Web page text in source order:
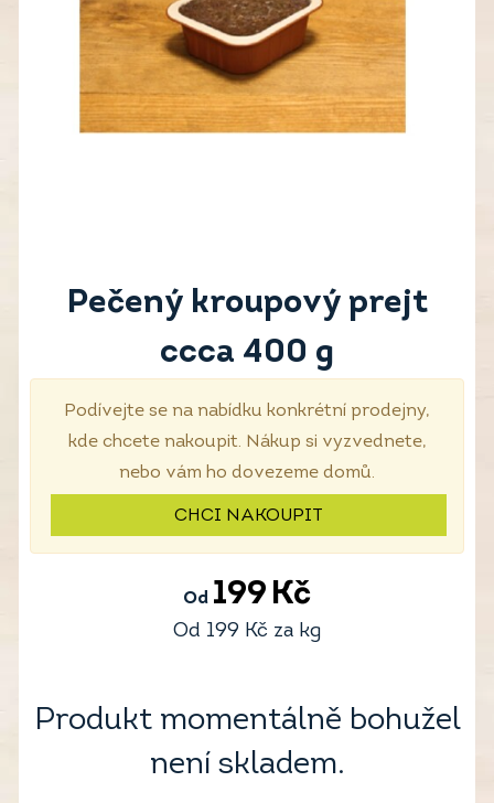
Pečený kroupový prejt
ccca 400 g
Podívejte se na nabídku konkrétní prodejny,
kde chcete nakoupit. Nákup si vyzvednete,
nebo vám ho dovezeme domů.
CHCI NAKOUPIT
Od 199 Kč
Od 199 Kč za kg
Produkt momentálně bohužel
není skladem.